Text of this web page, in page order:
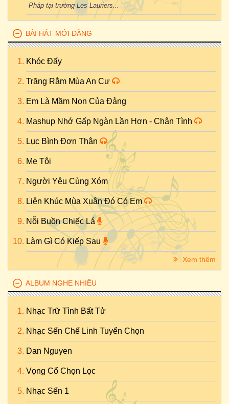
Pháp tại trường Les Lauriers...
BÀI HÁT MỚI ĐĂNG
Khóc Đấy
Trăng Rằm Mùa An Cư
Em Là Mầm Non Của Đảng
Mashup Nhớ Gấp Ngàn Lần Hơn - Chân Tình
Lục Bình Đơn Thân
Mẹ Tôi
Người Yêu Cùng Xóm
Liên Khúc Mùa Xuân Đó Có Em
Nỗi Buồn Chiếc Lá
Làm Gì Có Kiếp Sau
Xem thêm
ALBUM NGHE NHIỀU
Nhạc Trữ Tình Bất Tử
Nhạc Sến Chế Linh Tuyển Chọn
Dan Nguyen
Vọng Cổ Chọn Lọc
Nhạc Sến 1